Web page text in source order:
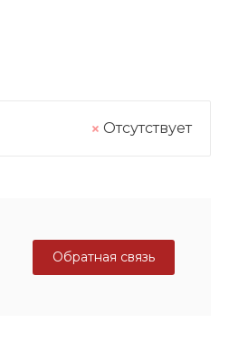
Отсутствует
Обратная связь